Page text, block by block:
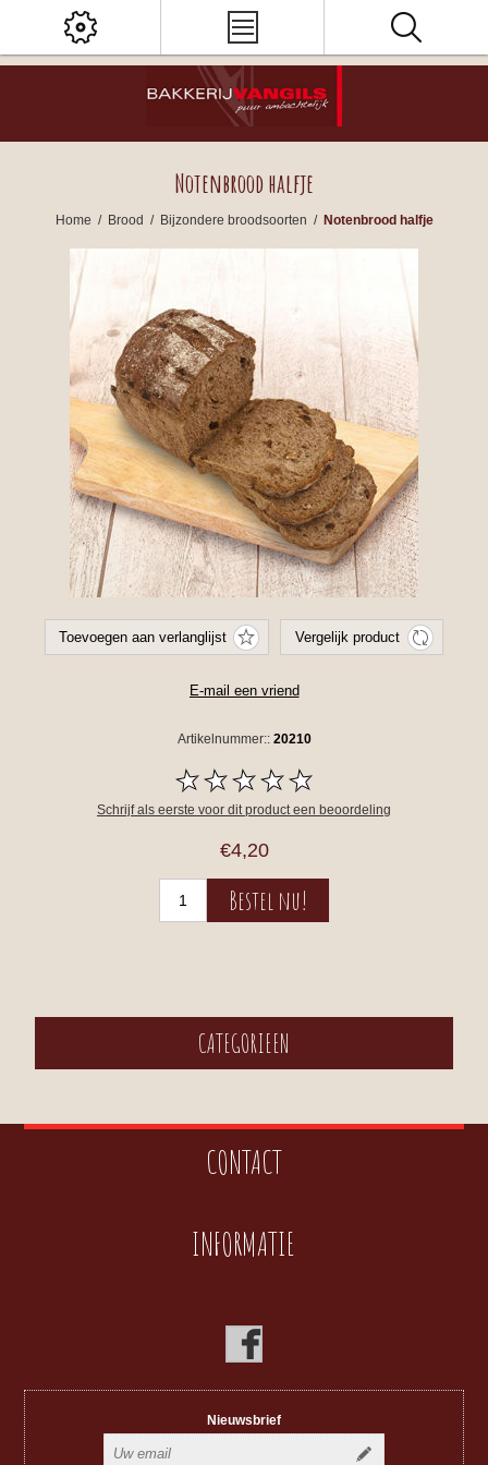
Notenbrood halfje
Home / Brood / Bijzondere broodsoorten / Notenbrood halfje
Artikelnummer:: 20210
Schrijf als eerste voor dit product een beoordeling
€4,20
CATEGORIEEN
CONTACT
INFORMATIE
Nieuwsbrief